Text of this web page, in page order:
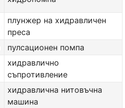
плунжер на хидравличен
преса
пулсационен помпа
хидравлично
съпротивление
хидравлична нитовъчна
машина